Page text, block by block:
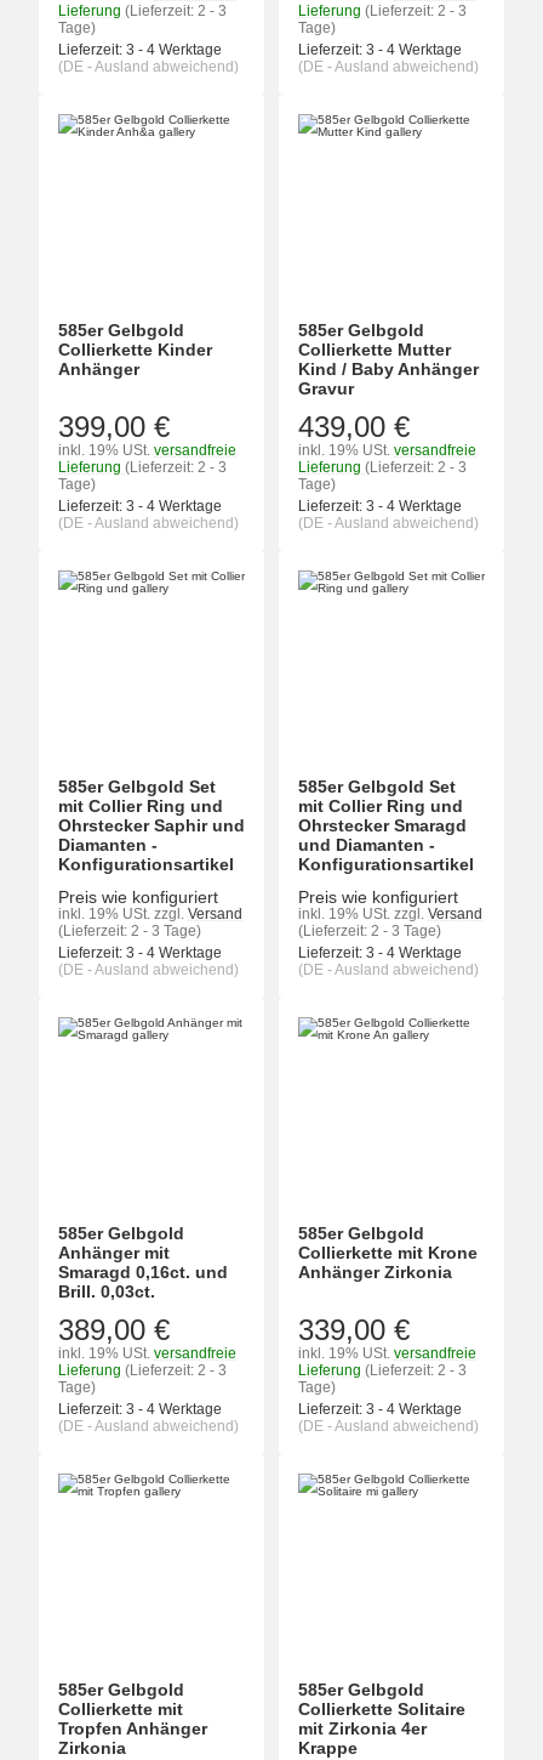
Lieferung (Lieferzeit: 2 - 3
Tage)
Lieferzeit: 3 - 4 Werktage
(DE - Ausland abweichend)
Lieferung (Lieferzeit: 2 - 3
Tage)
Lieferzeit: 3 - 4 Werktage
(DE - Ausland abweichend)
585er Gelbgold
Collierkette Kinder
Anhänger
399,00 €
inkl. 19% USt. versandfreie
Lieferung (Lieferzeit: 2 - 3
Tage)
Lieferzeit: 3 - 4 Werktage
(DE - Ausland abweichend)
585er Gelbgold
Collierkette Mutter
Kind / Baby Anhänger
Gravur
439,00 €
inkl. 19% USt. versandfreie
Lieferung (Lieferzeit: 2 - 3
Tage)
Lieferzeit: 3 - 4 Werktage
(DE - Ausland abweichend)
585er Gelbgold Set
mit Collier Ring und
Ohrstecker Saphir und
Diamanten -
Konfigurationsartikel
Preis wie konfiguriert
inkl. 19% USt. zzgl. Versand
(Lieferzeit: 2 - 3 Tage)
Lieferzeit: 3 - 4 Werktage
(DE - Ausland abweichend)
585er Gelbgold Set
mit Collier Ring und
Ohrstecker Smaragd
und Diamanten -
Konfigurationsartikel
Preis wie konfiguriert
inkl. 19% USt. zzgl. Versand
(Lieferzeit: 2 - 3 Tage)
Lieferzeit: 3 - 4 Werktage
(DE - Ausland abweichend)
585er Gelbgold
Anhänger mit
Smaragd 0,16ct. und
Brill. 0,03ct.
389,00 €
inkl. 19% USt. versandfreie
Lieferung (Lieferzeit: 2 - 3
Tage)
Lieferzeit: 3 - 4 Werktage
(DE - Ausland abweichend)
585er Gelbgold
Collierkette mit Krone
Anhänger Zirkonia
339,00 €
inkl. 19% USt. versandfreie
Lieferung (Lieferzeit: 2 - 3
Tage)
Lieferzeit: 3 - 4 Werktage
(DE - Ausland abweichend)
585er Gelbgold
Collierkette mit
Tropfen Anhänger
Zirkonia
585er Gelbgold
Collierkette Solitaire
mit Zirkonia 4er
Krappe